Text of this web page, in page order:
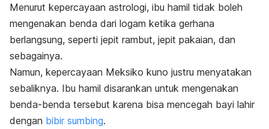
Menurut kepercayaan astrologi, ibu hamil tidak boleh
mengenakan benda dari logam ketika gerhana
berlangsung, seperti jepit rambut, jepit pakaian, dan
sebagainya.
Namun, kepercayaan Meksiko kuno justru menyatakan
sebaliknya. Ibu hamil disarankan untuk mengenakan
benda-benda tersebut karena bisa mencegah bayi lahir
dengan bibir sumbing.